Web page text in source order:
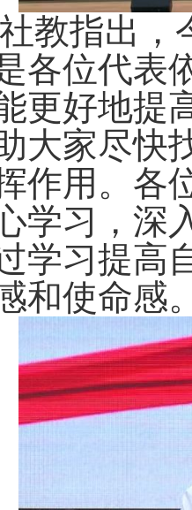
指出，今
各位代表
更好地提
大家尽快
作用。各
学习，深
学习提高
和使命感